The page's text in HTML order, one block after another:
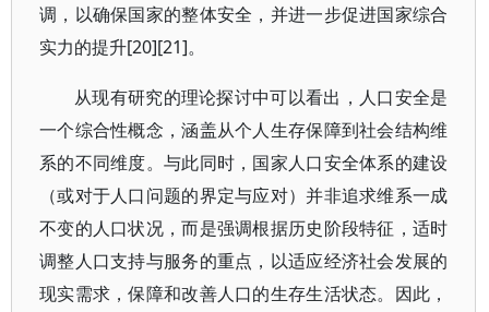
调，以确保国家的整体安全，并进一步促进国家综合
实力的提升[20][21]。
从现有研究的理论探讨中可以看出，人口安全是
一个综合性概念，涵盖从个人生存保障到社会结构维
系的不同维度。与此同时，国家人口安全体系的建设
（或对于人口问题的界定与应对）并非追求维系一成
不变的人口状况，而是强调根据历史阶段特征，适时
调整人口支持与服务的重点，以适应经济社会发展的
现实需求，保障和改善人口的生存生活状态。因此，